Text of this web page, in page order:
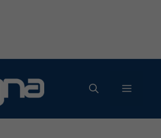
MENU